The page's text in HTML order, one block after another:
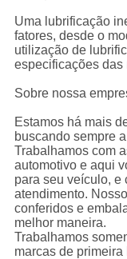
Uma lubrificação
fatores, desde o
utilização de
especificações das
Sobre nossa
Estamos há mais
buscando sempre
Trabalhamos com
automotivo e aqui
para seu veículo, e
atendimento.
conferidos e
melhor maneira.
Trabalhamos
marcas de primeira